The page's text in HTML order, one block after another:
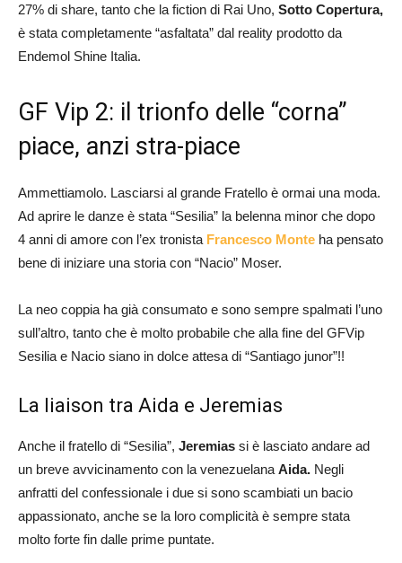
27% di share, tanto che la fiction di Rai Uno, Sotto Copertura,
è stata completamente “asfaltata” dal reality prodotto da
Endemol Shine Italia.
GF Vip 2: il trionfo delle “corna”
piace, anzi stra-piace
Ammettiamolo. Lasciarsi al grande Fratello è ormai una moda.
Ad aprire le danze è stata “Sesilia” la belenna minor che dopo
4 anni di amore con l’ex tronista Francesco Monte ha pensato
bene di iniziare una storia con “Nacio” Moser.
La neo coppia ha già consumato e sono sempre spalmati l’uno
sull’altro, tanto che è molto probabile che alla fine del GFVip
Sesilia e Nacio siano in dolce attesa di “Santiago junor”!!
La liaison tra Aida e Jeremias
Anche il fratello di “Sesilia”, Jeremias si è lasciato andare ad
un breve avvicinamento con la venezuelana Aida. Negli
anfratti del confessionale i due si sono scambiati un bacio
appassionato, anche se la loro complicità è sempre stata
molto forte fin dalle prime puntate.